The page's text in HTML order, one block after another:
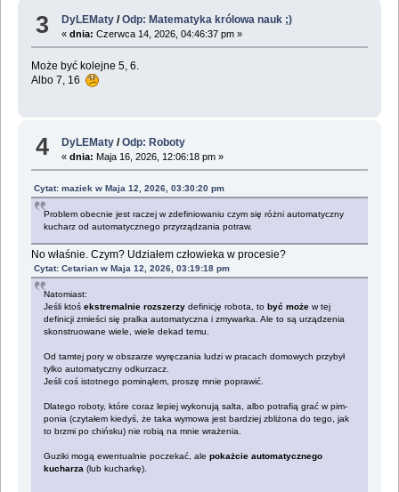
3 DyLEMaty /Odp: Matematyka królowa nauk ;)
«dnia: Czerwca 14, 2026, 04:46:37 pm »
Może być kolejne 5, 6.
Albo 7, 16
4 DyLEMaty /Odp: Roboty
«dnia: Maja 16, 2026, 12:06:18 pm »
Cytat: maziek w Maja 12, 2026, 03:30:20 pm
Problem obecnie jest raczej w zdefiniowaniu czym się różni automatyczny
kucharz od automatycznego przyrządzania potraw.
No właśnie. Czym? Udziałem człowieka w procesie?
Cytat: Cetarian w Maja 12, 2026, 03:19:18 pm
Natomiast:
Jeśli ktoś ekstremalnie rozszerzydefinicję robota, to być możew tej
definicji zmieści się pralka automatyczna i zmywarka. Ale to są urządzenia
skonstruowane wiele, wiele dekad temu.
Od tamtej pory w obszarze wyręczania ludzi w pracach domowych przybył
tylko automatyczny odkurzacz.
Jeśli coś istotnego pominąłem, proszę mnie poprawić.
Dlatego roboty, które coraz lepiej wykonują salta, albo potrafią grać w pim-
ponia (czytałem kiedyś, że taka wymowa jest bardziej zbliżona do tego, jak
to brzmi po chińsku) nie robią na mnie wrażenia.
Guziki mogą ewentualnie poczekać, ale pokażcie automatycznego
kucharza (lub kucharkę).